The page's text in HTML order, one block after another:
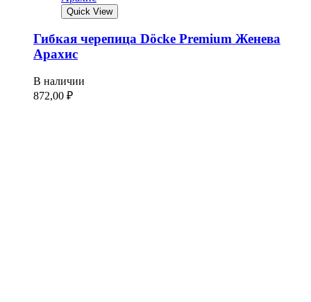
Quick View
Гибкая черепица Döcke Premium Женева
Арахис
В наличии
872,00 ₽